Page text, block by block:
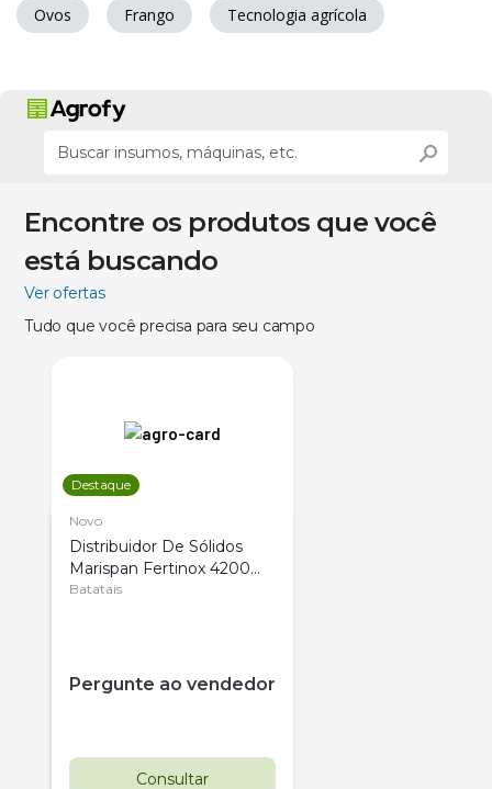
Ovos Frango Tecnologia agrícola
Encontre os produtos que você
está buscando
Ver ofertas
Tudo que você precisa para seu campo
Destaque
Novo
Distribuidor De Sólidos
Marispan Fertinox 4200
Citrus
Batatais
Pergunte ao vendedor
Consultar